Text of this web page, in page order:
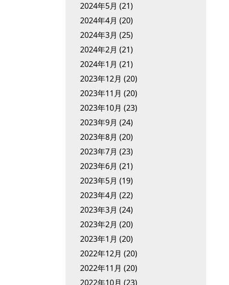
2024年5月 (21)
2024年4月 (20)
2024年3月 (25)
2024年2月 (21)
2024年1月 (21)
2023年12月 (20)
2023年11月 (20)
2023年10月 (23)
2023年9月 (24)
2023年8月 (20)
2023年7月 (23)
2023年6月 (21)
2023年5月 (19)
2023年4月 (22)
2023年3月 (24)
2023年2月 (20)
2023年1月 (20)
2022年12月 (20)
2022年11月 (20)
2022年10月 (23)